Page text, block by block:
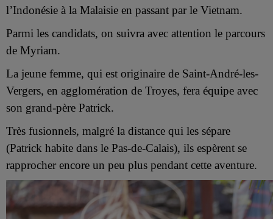
l’Indonésie à la Malaisie en passant par le Vietnam.
Parmi les candidats, on suivra avec attention le parcours
de Myriam.
La jeune femme, qui est originaire de Saint-André-les-
Vergers, en agglomération de Troyes, fera équipe avec
son grand-père Patrick.
Très fusionnels, malgré la distance qui les sépare
(Patrick habite dans le Pas-de-Calais), ils espèrent se
rapprocher encore un peu plus pendant cette aventure.